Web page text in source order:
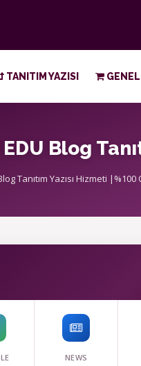
TANITIM YAZISI
Blog
Tanıtım Yazısı Hizmeti
NEWS